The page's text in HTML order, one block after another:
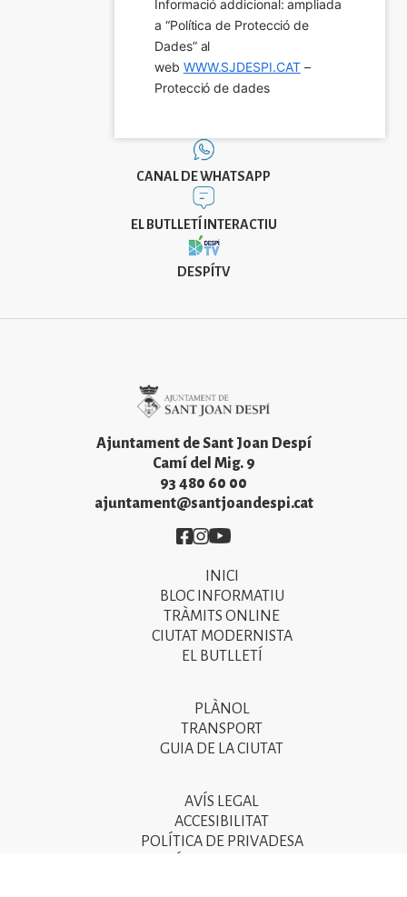
Informació addicional: ampliada
a “Política de Protecció de
Dades” al
web WWW.SJDESPI.CAT –
Protecció de dades
CANAL DE WHATSAPP
EL BUTLLETÍ INTERACTIU
DESPÍTV
Ajuntament de Sant Joan Despí
Camí del Mig. 9
93 480 60 00
ajuntament@santjoandespi.cat
Imatge
Imatge
Imatge
INICI
BLOC INFORMATIU
TRÀMITS ONLINE
CIUTAT MODERNISTA
EL BUTLLETÍ
PLÀNOL
TRANSPORT
GUIA DE LA CIUTAT
AVÍS LEGAL
ACCESIBILITAT
POLÍTICA DE PRIVADESA